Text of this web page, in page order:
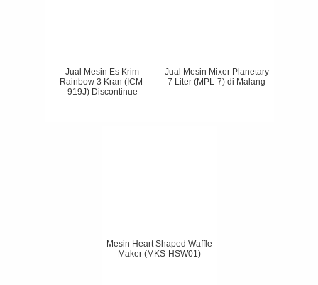
Jual Mesin Es Krim
Rainbow 3 Kran (ICM-
919J) Discontinue
Jual Mesin Mixer Planetary
7 Liter (MPL-7) di Malang
Mesin Heart Shaped Waffle
Maker (MKS-HSW01)